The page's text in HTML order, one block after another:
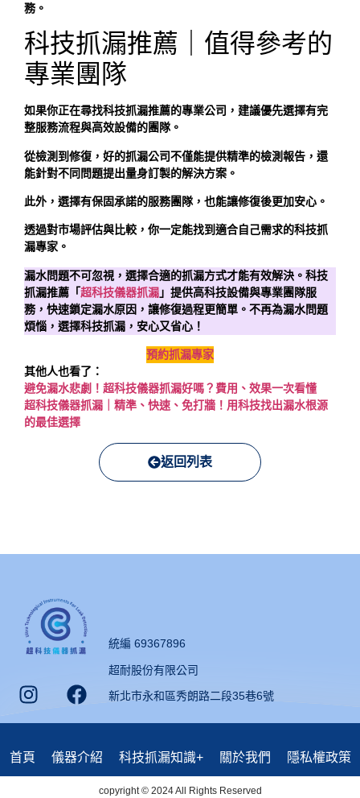
務。
科技抓漏推薦｜值得參考的
專業團隊
如果你正在尋找科技抓漏推薦的專業公司，建議優先選擇有完
整服務流程與高效設備的團隊。
從檢測到修復，好的抓漏公司不僅能提供精準的檢測報告，還
能針對不同問題提出量身訂製的解決方案。
此外，選擇有保固承諾的服務團隊，也能讓修復後更加安心。
透過對市場評估與比較，你一定能找到適合自己需求的科技抓
漏專家。
漏水問題不可忽視，選擇合適的抓漏方式才能有效解決。科技
抓漏推薦「超科技儀器抓漏」提供高科技設備與專業團隊服
務，快速鎖定漏水原因，讓修復過程更簡單。不再為漏水問題
煩惱，選擇科技抓漏，安心又省心！
預約抓漏專家
其他人也看了：
避免漏水悲劇！超科技儀器抓漏好嗎？費用、效果一次看懂
超科技儀器抓漏｜精準、快速、免打牆！用科技找出漏水根源
的最佳選擇
返回列表
統編 69367896
超耐股份有限公司
新北市永和區秀朗路二段35巷6號
首頁 儀器介紹 科技抓漏知識+ 關於我們 隱私權政策
copyright © 2024 All Rights Reserved